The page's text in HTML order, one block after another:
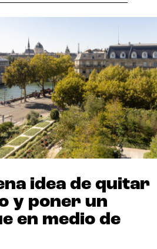
idea de quitar
y poner un
en medio de